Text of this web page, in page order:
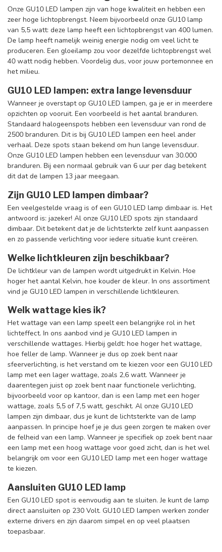
Onze GU10 LED lampen zijn van hoge kwaliteit en hebben een
zeer hoge lichtopbrengst. Neem bijvoorbeeld onze GU10 lamp
van 5,5 watt: deze lamp heeft een lichtopbrengst van 400 lumen.
De lamp heeft namelijk weinig energie nodig om veel licht te
produceren. Een gloeilamp zou voor dezelfde lichtopbrengst wel
40 watt nodig hebben. Voordelig dus, voor jouw portemonnee en
het milieu.
GU10 LED lampen: extra lange levensduur
Wanneer je overstapt op GU10 LED lampen, ga je er in meerdere
opzichten op vooruit. Een voorbeeld is het aantal branduren.
Standaard halogeenspots hebben een levensduur van rond de
2500 branduren. Dit is bij GU10 LED lampen een heel ander
verhaal. Deze spots staan bekend om hun lange levensduur.
Onze GU10 LED lampen hebben een levensduur van 30.000
branduren. Bij een normaal gebruik van 6 uur per dag betekent
dit dat de lampen 13 jaar meegaan.
Zijn GU10 LED lampen dimbaar?
Een veelgestelde vraag is of een GU10 LED lamp dimbaar is. Het
antwoord is: jazeker! Al onze GU10 LED spots zijn standaard
dimbaar. Dit betekent dat je de lichtsterkte zelf kunt aanpassen
en zo passende verlichting voor iedere situatie kunt creëren.
Welke lichtkleuren zijn beschikbaar?
De lichtkleur van de lampen wordt uitgedrukt in Kelvin. Hoe
hoger het aantal Kelvin, hoe kouder de kleur. In ons assortiment
vind je GU10 LED lampen in verschillende lichtkleuren.
Welk wattage kies ik?
Het wattage van een lamp speelt een belangrijke rol in het
lichteffect. In ons aanbod vind je GU10 LED lampen in
verschillende wattages. Hierbij geldt: hoe hoger het wattage,
hoe feller de lamp. Wanneer je dus op zoek bent naar
sfeerverlichting, is het verstand om te kiezen voor een GU10 LED
lamp met een lager wattage, zoals 2,6 watt. Wanneer je
daarentegen juist op zoek bent naar functionele verlichting,
bijvoorbeeld voor op kantoor, dan is een lamp met een hoger
wattage, zoals 5,5 of 7,5 watt, geschikt. Al onze GU10 LED
lampen zijn dimbaar, dus je kunt de lichtsterkte van de lamp
aanpassen. In principe hoef je je dus geen zorgen te maken over
de felheid van een lamp. Wanneer je specifiek op zoek bent naar
een lamp met een hoog wattage voor goed zicht, dan is het wel
belangrijk om voor een GU10 LED lamp met een hoger wattage
te kiezen.
Aansluiten GU10 LED lamp
Een GU10 LED spot is eenvoudig aan te sluiten. Je kunt de lamp
direct aansluiten op 230 Volt. GU10 LED lampen werken zonder
externe drivers en zijn daarom simpel en op veel plaatsen
toepasbaar.